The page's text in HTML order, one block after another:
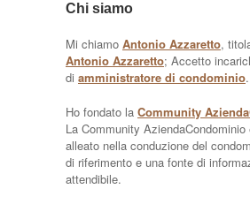
Chi siamo
Mi chiamo Antonio Azzaretto,
Antonio Azzaretto; Accetto
di amministratore di condominio.
Ho fondato la Community
La Community
alleato nella conduzione del
di riferimento e una fonte di
attendibile.